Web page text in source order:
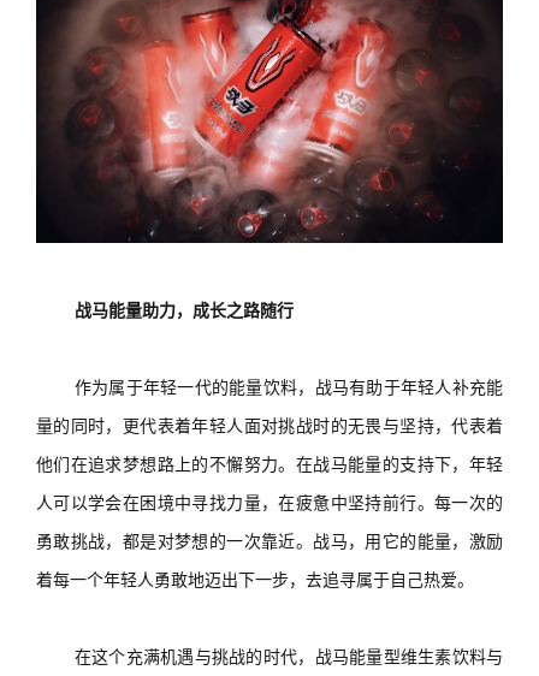
战马能量助力，成长之路随行
作为属于年轻一代的能量饮料， 战马有助于年轻人补充能
量的同时，更代表着年轻人面对挑战时的无畏与坚持，代表着
他们在追求梦想路上的不懈努力。在战马能量的支持下，年轻
人 可以学会在困境中寻找力量，在疲惫中坚持前行。每一次的
勇敢挑战，都是对梦想的一次靠近。战马，用它的能量，激励
着每一个年轻人勇敢地迈出下一步，去追寻属于自己热爱。
在这个充满机遇与挑战的时代，战马能量型维生素饮料与